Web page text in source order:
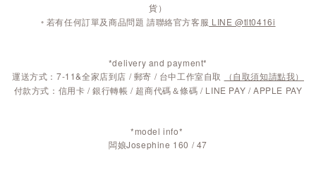
貨）
◦ 若有任何訂單及商品問題 請聯絡官方客服 LINE @tlt0416i
*delivery and payment*
運送方式：7-11&全家店到店 / 郵寄 / 台中工作室自取
（自取須知請點我）
付款方式：信用卡 / 銀行轉帳 / 超商代碼＆條碼 / LINE PAY / APPLE PAY
*model info*
闆娘Josephine 160 / 47